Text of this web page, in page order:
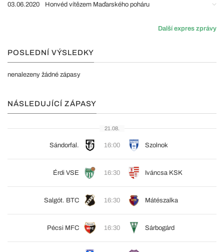
03.06.2020 Honvéd vítězem Maďarského poháru
Další expres zprávy
POSLEDNÍ VÝSLEDKY
nenalezeny žádné zápasy
NÁSLEDUJÍCÍ ZÁPASY
21.08.
Sándorfal. 16:00 Szolnok
Érdi VSE 16:30 Iváncsa KSK
Salgót. BTC 16:30 Mátészalka
Pécsi MFC 16:30 Sárbogárd